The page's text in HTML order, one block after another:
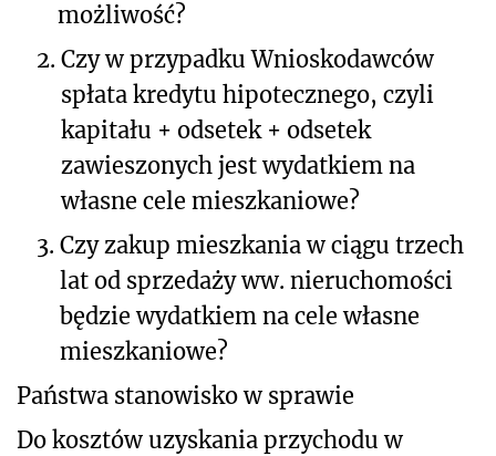
możliwość?
2. Czy w przypadku Wnioskodawców
spłata kredytu hipotecznego, czyli
kapitału + odsetek + odsetek
zawieszonych jest wydatkiem na
własne cele mieszkaniowe?
3. Czy zakup mieszkania w ciągu trzech
lat od sprzedaży ww. nieruchomości
będzie wydatkiem na cele własne
mieszkaniowe?
Państwa stanowisko w sprawie
Do kosztów uzyskania przychodu w